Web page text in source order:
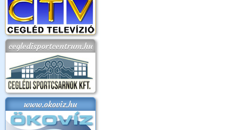
cegledisportcentrum.hu
www.okoviz.hu